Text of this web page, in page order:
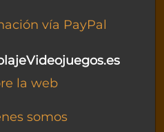
vía PayPal
la web
somos